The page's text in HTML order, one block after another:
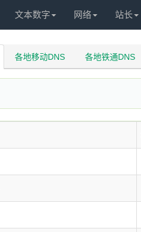
文本数字 网络 站长
各地移动DNS 各地铁通DNS